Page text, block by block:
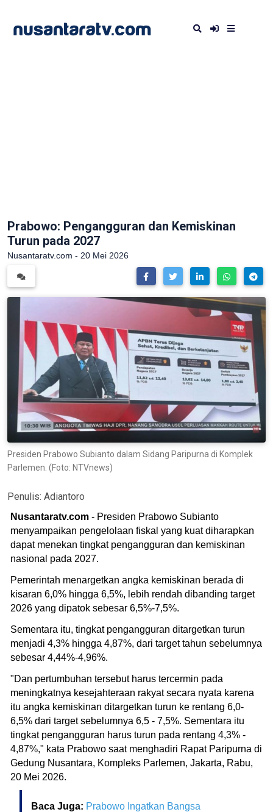
Prabowo: Pengangguran dan Kemiskinan
Turun pada 2027
Nusantaratv.com - 20 Mei 2026
Presiden Prabowo Subianto dalam Sidang Paripurna di Komplek
Parlemen. (Foto: NTVnews)
Penulis: Adiantoro
Nusantaratv.com - Presiden Prabowo Subianto
menyampaikan pengelolaan fiskal yang kuat diharapkan
dapat menekan tingkat pengangguran dan kemiskinan
nasional pada 2027.
Pemerintah menargetkan angka kemiskinan berada di
kisaran 6,0% hingga 6,5%, lebih rendah dibanding target
2026 yang dipatok sebesar 6,5%-7,5%.
Sementara itu, tingkat pengangguran ditargetkan turun
menjadi 4,3% hingga 4,87%, dari target tahun sebelumnya
sebesar 4,44%-4,96%.
"Dan pertumbuhan tersebut harus tercermin pada
meningkatnya kesejahteraan rakyat secara nyata karena
itu angka kemiskinan ditargetkan turun ke rentang 6,0-
6,5% dari target sebelumnya 6,5 - 7,5%. Sementara itu
tingkat pengangguran harus turun pada rentang 4,3% -
4,87%," kata Prabowo saat menghadiri Rapat Paripurna di
Gedung Nusantara, Kompleks Parlemen, Jakarta, Rabu,
20 Mei 2026.
Baca Juga: Prabowo Ingatkan Bangsa